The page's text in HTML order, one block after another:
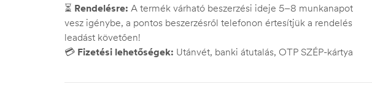
⏳ Rendelésre: A termék várható beszerzési ideje 5–8 munkanapot
vesz igénybe, a pontos beszerzésről telefonon értesítjük a rendelés
leadást követően!
💳 Fizetési lehetőségek: Utánvét, banki átutalás, OTP SZÉP-kártya